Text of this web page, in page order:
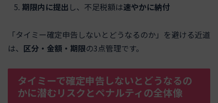
期限内に提出 し、不足税額は速やかに納付
「タイミー確定申告しないとどうなるのか」を避ける近道
は、 区分・金額・期限の3点管理です。
タイミーで確定申告しないとどうなるの
かに潜むリスクとペナルティの全体像